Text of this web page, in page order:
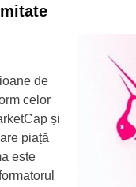
de
celor
și
piață
este